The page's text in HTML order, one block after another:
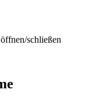
schließen